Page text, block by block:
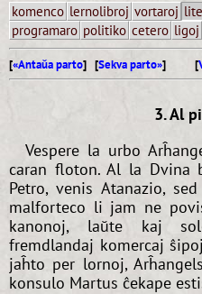
komenco lernolibroj vortaroj
programaro politiko cetero ligoj
[«Antaŭa parto] [Sekva parto»] [
3. Al
Vespere la urbo
caran floton. Al la Dvina
Petro, venis Atanazio,
malforteco li jam ne
kanonoj, laŭte kaj
fremdlandaj komercaj
jaĥto per lornoj,
konsulo Martus ĉekape